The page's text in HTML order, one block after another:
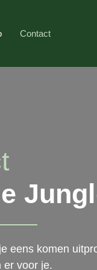
Contact
eens komen
er voor je.